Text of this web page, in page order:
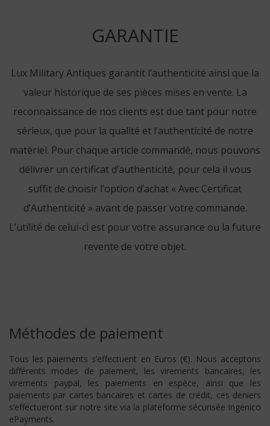
GARANTIE
Lux Military Antiques garantit l’authenticité ainsi que la
valeur historique de ses pièces mises en vente. La
reconnaissance de nos clients est due tant pour notre
sérieux, que pour la qualité et l’authenticité de notre
matériel. Pour chaque article commandé, nous pouvons
délivrer un certificat d’authenticité, pour cela il vous
suffit de choisir l’option d’achat « Avec Certificat
d’Authenticité » avant de passer votre commande.
L’utilité de celui-ci est pour votre assurance ou la future
revente de votre objet.
Méthodes de paiement
Tous les paiements s’effectuent en Euros (€). Nous acceptons
différents modes de paiement, les virements bancaires, les
virements paypal, les paiements en espèce, ainsi que les
paiements par cartes bancaires et cartes de crédit, ces deniers
s’effectueront sur notre site via la plateforme sécurisée Ingenico
ePayments.